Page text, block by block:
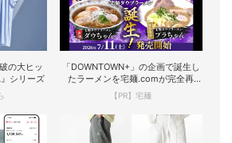
の大ヒッ
シリーズ
「DOWNTOWN+」の企画で誕生し
たラーメンを宅麺.comが完全再
現！
【PR】宅麺